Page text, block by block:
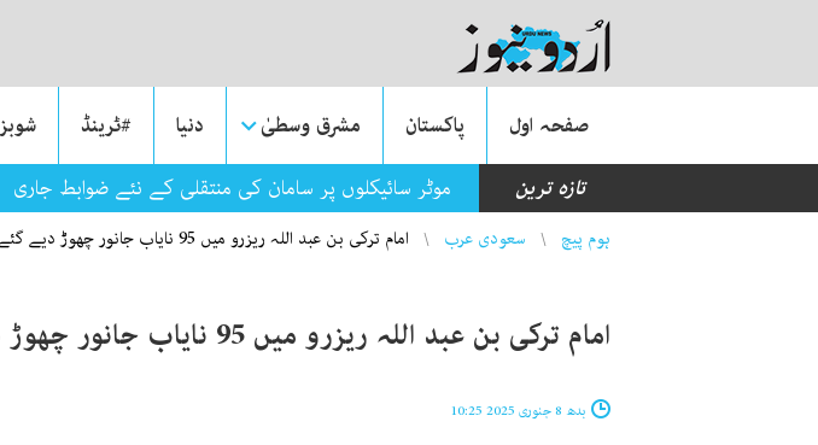
صفحہ اول پاکستان مشرق وسطیٰ دنیا #ٹرینڈ شوبز
تازہ ترین
موٹر سائیکلوں پر سامان کی منتقلی کے نئے ضوابط جاری
You are here
ہوم پیچ سعودی عرب امام ترکی بن عبد اللہ ریزرو میں 95 نایاب جانور چھوڑ دیے گئے
امام ترکی بن عبد اللہ ریزرو میں 95 نایاب جانور چھوڑ دیے گئے
بدھ 8 جنوری 2025 10:25